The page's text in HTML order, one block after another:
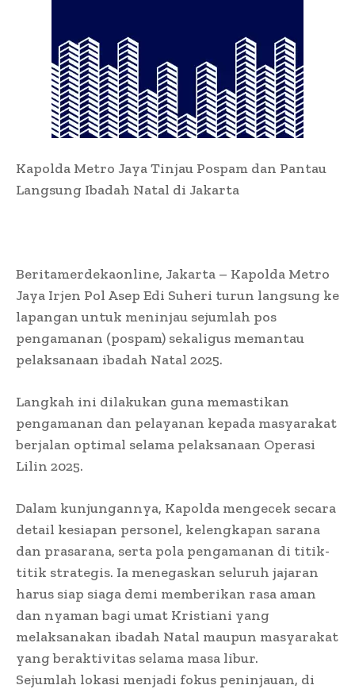
Kapolda Metro Jaya Tinjau Pospam dan Pantau
Langsung Ibadah Natal di Jakarta
Beritamerdekaonline, Jakarta – Kapolda Metro
Jaya Irjen Pol Asep Edi Suheri turun langsung ke
lapangan untuk meninjau sejumlah pos
pengamanan (pospam) sekaligus memantau
pelaksanaan ibadah Natal 2025.
Langkah ini dilakukan guna memastikan
pengamanan dan pelayanan kepada masyarakat
berjalan optimal selama pelaksanaan Operasi
Lilin 2025.
Dalam kunjungannya, Kapolda mengecek secara
detail kesiapan personel, kelengkapan sarana
dan prasarana, serta pola pengamanan di titik-
titik strategis. Ia menegaskan seluruh jajaran
harus siap siaga demi memberikan rasa aman
dan nyaman bagi umat Kristiani yang
melaksanakan ibadah Natal maupun masyarakat
yang beraktivitas selama masa libur.
Sejumlah lokasi menjadi fokus peninjauan, di